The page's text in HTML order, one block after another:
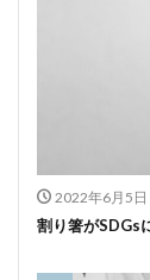
2022年6月5日
割り箸がSDGs